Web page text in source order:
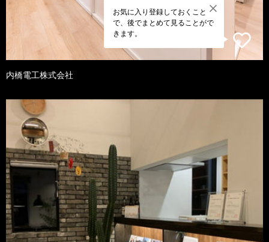
お気に入り登録しておくこと
で、後でまとめて見ることがで
きます。
内橋電工株式会社